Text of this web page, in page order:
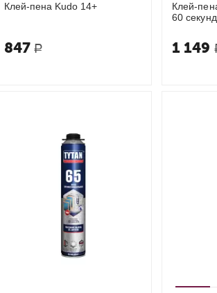
Клей-пена Kudo 14+
847 Р
Клей-
60 секунд
1 149